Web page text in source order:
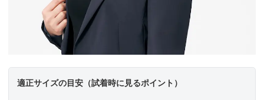
適正サイズの目安（試着時に見るポイント）